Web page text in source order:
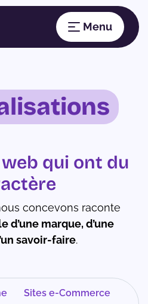
qui ont du
concevons raconte
d’une marque, d’une
savoir-faire.
Sites e-Commerce